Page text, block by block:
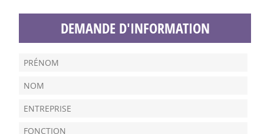
DEMANDE D'INFORMATION